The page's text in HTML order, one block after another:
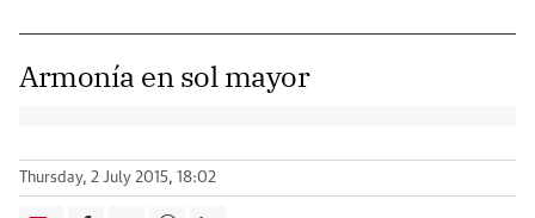
Armonía en sol mayor
Thursday, 2 July 2015, 18:02